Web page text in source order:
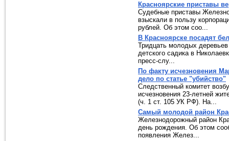
Красноярские приставы
Судебные приставы
взыскали в пользу
рублей. Об этом соо...
В Красноярске посадят
Тридцать молодых
детского садика в
пресс-слу...
По факту исчезновения
дело по статье "убийство"
Следственный комитет
исчезновения 23-летней
(ч. 1 ст. 105 УК РФ). На...
Самый молодой район
Железнодорожный район
день рождения. Об этом
появления Желез...